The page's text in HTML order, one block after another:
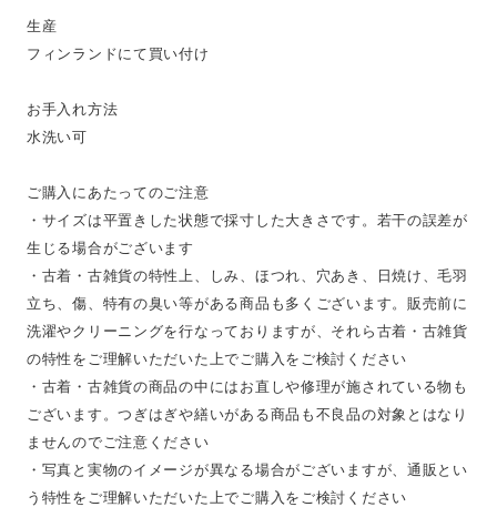
生産
フィンランドにて買い付け
お手入れ方法
水洗い可
ご購入にあたってのご注意
・サイズは平置きした状態で採寸した大きさです。若干の誤差が
生じる場合がございます
・古着・古雑貨の特性上、しみ、ほつれ、穴あき、日焼け、毛羽
立ち、傷、特有の臭い等がある商品も多くございます。販売前に
洗濯やクリーニングを行なっておりますが、それら古着・古雑貨
の特性をご理解いただいた上でご購入をご検討ください
・古着・古雑貨の商品の中にはお直しや修理が施されている物も
ございます。つぎはぎや繕いがある商品も不良品の対象とはなり
ませんのでご注意ください
・写真と実物のイメージが異なる場合がございますが、通販とい
う特性をご理解いただいた上でご購入をご検討ください